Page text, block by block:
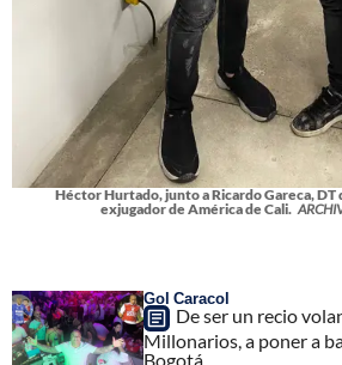
Héctor Hurtado, junto a Ricardo Gareca, DT
exjugador de América de Cali.
Gol Caracol
De ser un recio
Millonarios, a poner a
Bogotá